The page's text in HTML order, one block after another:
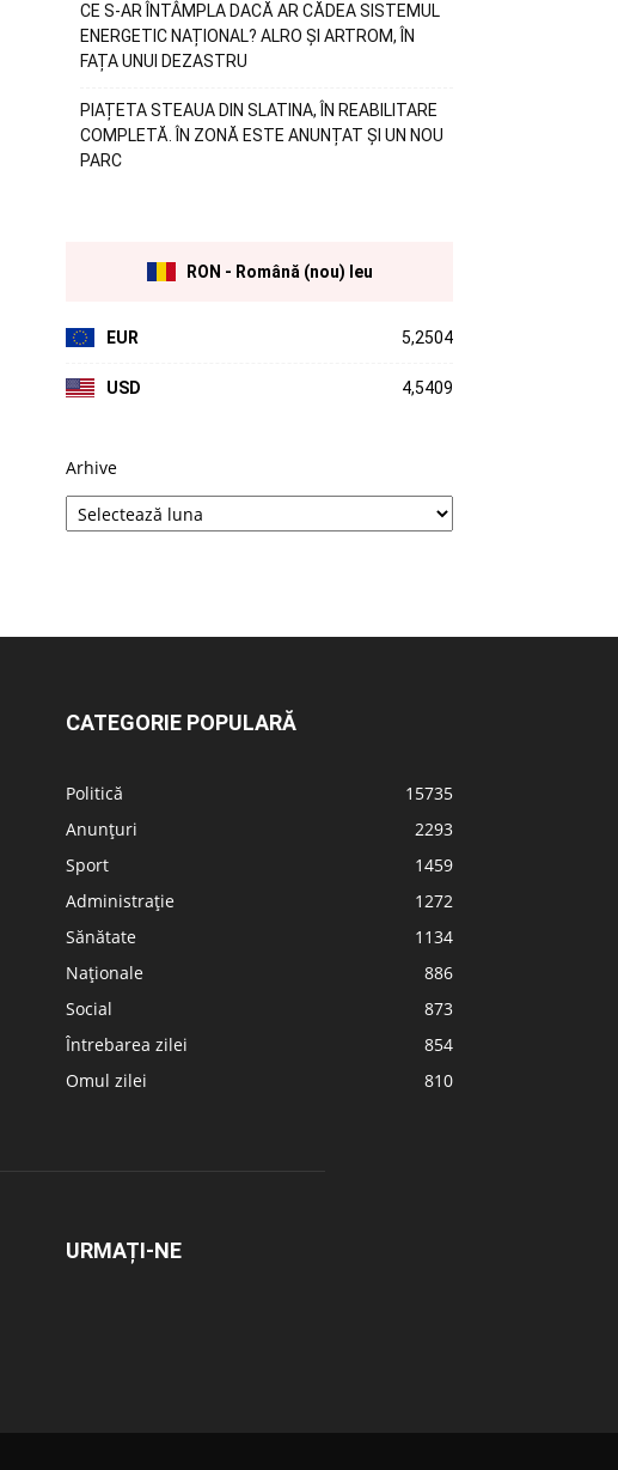
CE S-AR ÎNTÂMPLA DACĂ AR CĂDEA SISTEMUL
ENERGETIC NAȚIONAL? ALRO ȘI ARTROM, ÎN
FAȚA UNUI DEZASTRU
PIAȚETA STEAUA DIN SLATINA, ÎN REABILITARE
COMPLETĂ. ÎN ZONĂ ESTE ANUNȚAT ȘI UN NOU
PARC
RON - Română (nou) leu
EUR 5,2504
USD 4,5409
Arhive
CATEGORIE POPULARĂ
Politică
15735
Anunțuri
2293
Sport
1459
Administrație
1272
Sănătate
1134
Naționale
886
Social
873
Întrebarea zilei
854
Omul zilei
810
URMAȚI-NE